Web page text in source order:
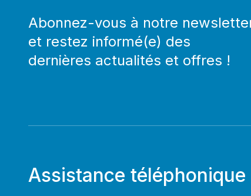
Abonnez-vous à notre
et restez informé(e) des
dernières actualités et offres !
Assistance téléphonique